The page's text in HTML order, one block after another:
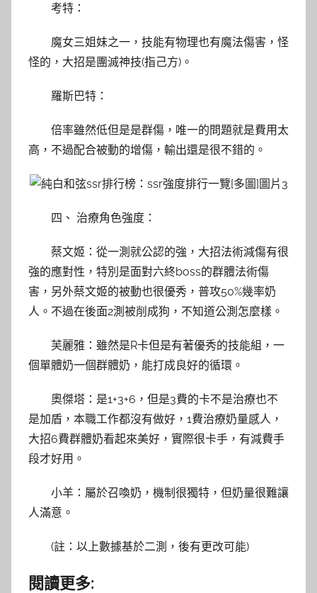
考特：
魔女三姐妹之一，技能有物理也有魔法傷害，怪
怪的，大招是團滅神技(指己方)。
羅斯巴特：
倍率雖然低但是是群傷，唯一的問題就是費用太
高，不過配合被動的增傷，輸出還是很不錯的。
四、 治療角色強度：
蔡文姬：從一測就公認的強，大招法術減傷有很
強的應對性，特別是面對六終boss的群體法術傷
害，另外蔡文姬的被動也很優秀，普攻50%幾率奶
人。不過在後面2測被削成狗，不知道公測怎麼樣。
芙麗雅：雖然是R卡但是有著優秀的技能組，一
個單體奶一個群體奶，能打成良好的循環。
奧傑塔：是1+3+6，但是3費的卡不是治療也不
是加盾，本職工作都沒有做好，1費治療奶量感人，
大招6費群體奶看起來美好，實際很卡手，有減費手
段才好用。
小羊：屬於召喚奶，機制很獨特，但奶量很難讓
人滿意。
(註：以上數據基於二測，後有更改可能)
閱讀更多: